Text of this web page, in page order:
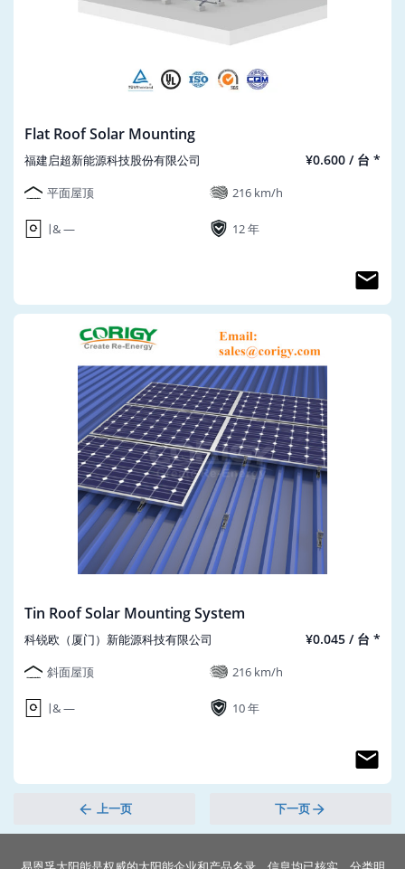
Flat Roof Solar Mounting
福建启超新能源科技股份有限公司 ¥0.600 / 台 *
平面屋顶 216 km/h
∣ & ― 12 年
Tin Roof Solar Mounting System
科锐欧（厦门）新能源科技有限公司 ¥0.045 / 台 *
斜面屋顶 216 km/h
∣ & ― 10 年
上一页 下一页